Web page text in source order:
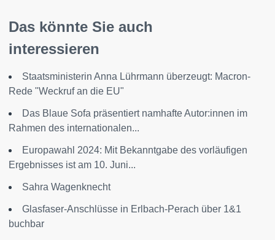
Das könnte Sie auch
interessieren
Staatsministerin Anna Lührmann überzeugt: Macron-
Rede "Weckruf an die EU"
Das Blaue Sofa präsentiert namhafte Autor:innen im
Rahmen des internationalen...
Europawahl 2024: Mit Bekanntgabe des vorläufigen
Ergebnisses ist am 10. Juni...
Sahra Wagenknecht
Glasfaser-Anschlüsse in Erlbach-Perach über 1&1
buchbar